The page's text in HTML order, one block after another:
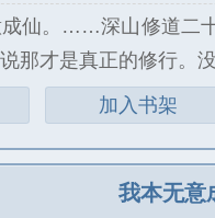
仙。……深山修道二
那才是真正的修行。
加入书架
我本无意